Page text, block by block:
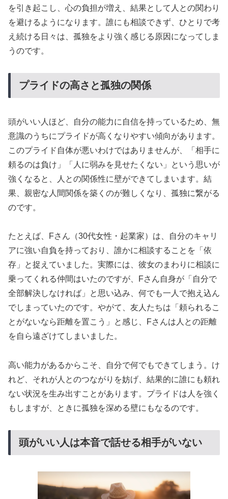
を引き起こし、心の負担が増え、結果として人との関わり
を避けるようになります。誰にも相談できず、ひとりで考
え続ける日々は、孤独をより強く感じる原因になってしま
うのです。
プライドの高さと孤独の関係
頭がいい人ほど、自分の能力に自信を持っているため、無
意識のうちにプライドが高くなりやすい傾向があります。
このプライド自体が悪いわけではありませんが、「相手に
頼るのは負け」「人に弱みを見せたくない」という思いが
強くなると、人との関係性に壁ができてしまいます。結
果、親密な人間関係を築くのが難しくなり、孤独に繋がる
のです。
たとえば、Fさん（30代女性・起業家）は、自分のキャリ
アに強い自負を持っており、誰かに相談することを「依
存」と捉えていました。実際には、彼女のまわりに相談に
乗ってくれる仲間はいたのですが、Fさん自身が「自分で
全部解決しなければ」と思い込み、何でも一人で抱え込ん
でしまっていたのです。やがて、友人たちは「頼られるこ
とがないなら距離を置こう」と感じ、Fさんは人との距離
を自ら遠ざけてしまいました。
高い能力があるからこそ、自分で何でもできてしまう。け
れど、それが人とのつながりを妨げ、結果的に誰にも頼れ
ない状況を生み出すことがあります。プライドは人を強く
もしますが、ときに孤独を深める壁にもなるのです。
頭がいい人は本音で話せる相手がいない